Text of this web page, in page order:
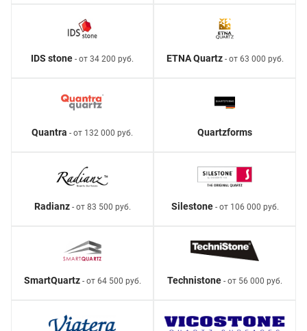
IDS stone - от 34 200 руб. ETNA Quartz- от 63 000 руб.
Quantra - от 132 000 руб. Quartzforms
Radianz- от 83 500 руб. Silestone- от 106 000 руб.
SmartQuartz- от 64 500 руб. Technistone - от 56 000 руб.